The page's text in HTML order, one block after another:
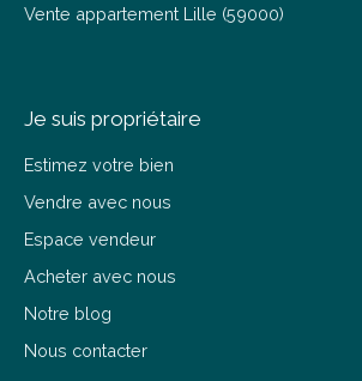
Vente appartement Lille (59000)
Je suis propriétaire
Estimez votre bien
Vendre avec nous
Espace vendeur
Acheter avec nous
Notre blog
Nous contacter